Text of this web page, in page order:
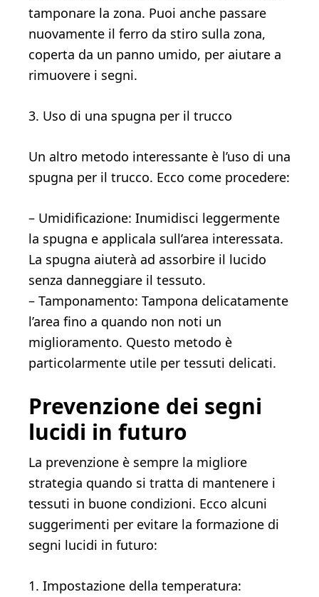
tamponare la zona. Puoi anche passare
nuovamente il ferro da stiro sulla zona,
coperta da un panno umido, per aiutare a
rimuovere i segni.
3. Uso di una spugna per il trucco
Un altro metodo interessante è l’uso di una
spugna per il trucco. Ecco come procedere:
– Umidificazione: Inumidisci leggermente
la spugna e applicala sull’area interessata.
La spugna aiuterà ad assorbire il lucido
senza danneggiare il tessuto.
– Tamponamento: Tampona delicatamente
l’area fino a quando non noti un
miglioramento. Questo metodo è
particolarmente utile per tessuti delicati.
Prevenzione dei segni
lucidi in futuro
La prevenzione è sempre la migliore
strategia quando si tratta di mantenere i
tessuti in buone condizioni. Ecco alcuni
suggerimenti per evitare la formazione di
segni lucidi in futuro:
1. Impostazione della temperatura: